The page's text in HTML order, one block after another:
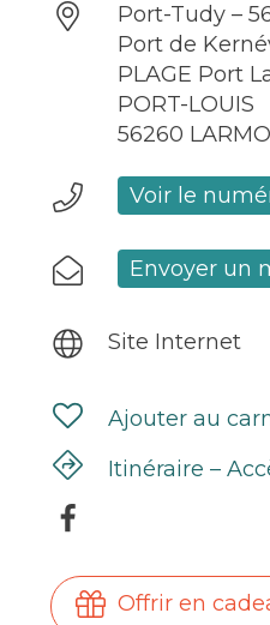
Port-Tudy –
Port de
PLAGE Port
PORT-LOUIS
56260
Voir le
Envoyer un
Site Internet
Ajouter au
Itinéraire –
Offrir en